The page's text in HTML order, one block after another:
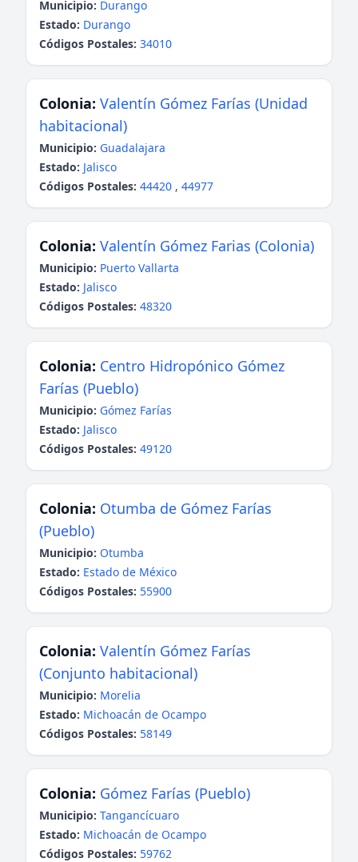
Municipio: Durango
Estado: Durango
Códigos Postales: 34010
Colonia: Valentín Gómez Farías (Unidad
habitacional)
Municipio: Guadalajara
Estado: Jalisco
Códigos Postales: 44420 , 44977
Colonia: Valentín Gómez Farias (Colonia)
Municipio: Puerto Vallarta
Estado: Jalisco
Códigos Postales: 48320
Colonia: Centro Hidropónico Gómez
Farías (Pueblo)
Municipio: Gómez Farías
Estado: Jalisco
Códigos Postales: 49120
Colonia: Otumba de Gómez Farías
(Pueblo)
Municipio: Otumba
Estado: Estado de México
Códigos Postales: 55900
Colonia: Valentín Gómez Farías
(Conjunto habitacional)
Municipio: Morelia
Estado: Michoacán de Ocampo
Códigos Postales: 58149
Colonia: Gómez Farías (Pueblo)
Municipio: Tangancícuaro
Estado: Michoacán de Ocampo
Códigos Postales: 59762